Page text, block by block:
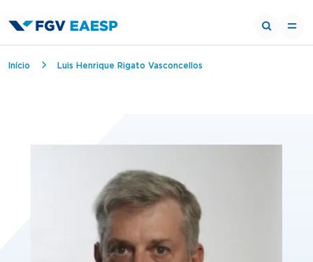
Breadcrumb
Início Luis Henrique Rigato Vasconcellos